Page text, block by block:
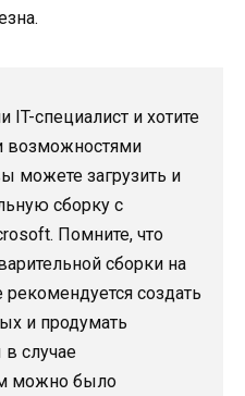
IT-специалист и хотите
возможностями
можете загрузить и
сборку с
Помните, что
сборки на
создать
и продумать
в случае
можно было